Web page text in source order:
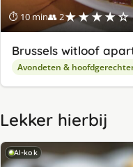
⏱ 10 min👥 2★★★★☆
Brussels witloof
Avondeten &
Lekker hierbij
AI-kok